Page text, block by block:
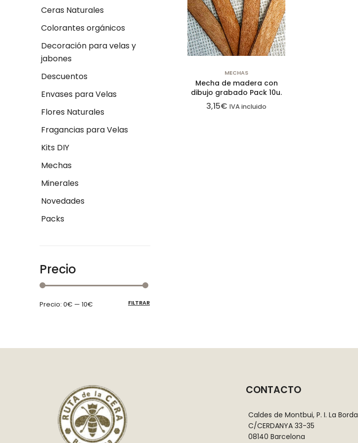
Ceras Naturales
Colorantes orgánicos
Decoración para velas y
jabones
Descuentos
Envases para Velas
Flores Naturales
Fragancias para Velas
Kits DIY
Mechas
Minerales
Novedades
Packs
Precio
FILTRAR
Precio: 0€ — 10€
MECHAS
Mecha de madera con
dibujo grabado Pack 10u.
3,15€ IVA incluido
CONTACTO
Caldes de Montbui, P. I. La Borda
C/CERDANYA 33-35
08140 Barcelona